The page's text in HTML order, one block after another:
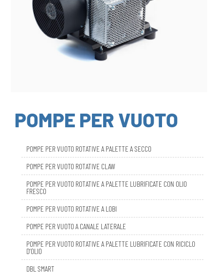
POMPE PER VUOTO
POMPE PER VUOTO ROTATIVE A PALETTE A SECCO
POMPE PER VUOTO ROTATIVE CLAW
POMPE PER VUOTO ROTATIVE A PALETTE LUBRIFICATE CON OLIO
FRESCO
POMPE PER VUOTO ROTATIVE A LOBI
POMPE PER VUOTO A CANALE LATERALE
POMPE PER VUOTO ROTATIVE A PALETTE LUBRIFICATE CON RICICLO
D’OLIO
DBL SMART